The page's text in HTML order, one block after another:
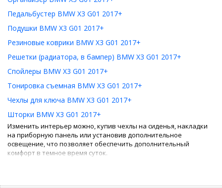
Педальбустер BMW X3 G01 2017+
Подушки BMW X3 G01 2017+
Резиновые коврики BMW X3 G01 2017+
Решетки (радиатора, в бампер) BMW X3 G01 2017+
Спойлеры BMW X3 G01 2017+
Тонировка съемная BMW X3 G01 2017+
Чехлы для ключа BMW X3 G01 2017+
Шторки BMW X3 G01 2017+
Изменить интерьер можно, купив чехлы на сиденья, накладки
на приборную панель или установив дополнительное
освещение, что позволяет обеспечить дополнительный
комфорт в темное время суток.